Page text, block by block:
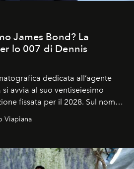
James Bond? La
lo 007 di Dennis
dedicata all’agente
avvia al suo ventiseiesimo
fissata per il 2028. Sul nome
l’eredità di Daniel
il più assoluto riserbo.
Viapiana